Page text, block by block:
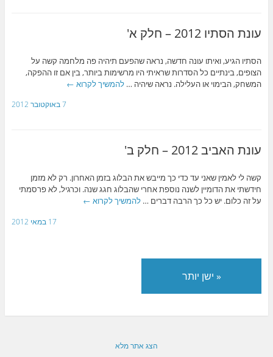
עונת הסתיו 2012 – חלק א'
הסתיו הגיע, ואיתו עונה חדשה, נראה שהפעם תיהיה פה מלחמה קשה על
הצופים, בינתיים כל הסדרות שראיתי היו מרשימות ביותר, בין אם זו ההפקה,
המשחק, הבימוי או העלילה. נראה שיהיה … להמשיך לקרוא ←
7 באוקטובר 2012
עונת האביב 2012 – חלק ב'
קשה לי לאמין שאני עד כדי כך מייבש את הבלוג בזמן האחרון. רק לא מזמן
חידשתי את הדומיין לשנה נוספת אחרי שהבלוג חגג שנה. וכרגיל, לא פרסמתי
על זה כלום. יש כל כך הרבה דברים … להמשיך לקרוא ←
17 במאי 2012
« ישן יותר
הצג אתר מלא